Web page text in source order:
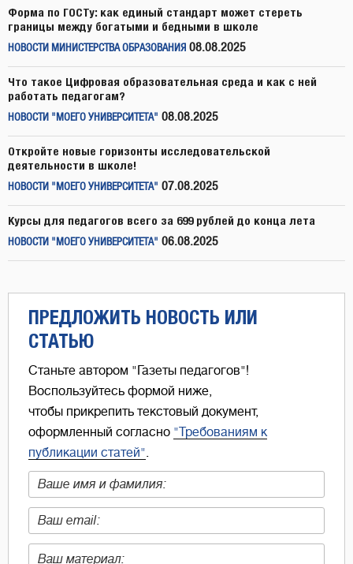
Форма по ГОСТу: как единый стандарт может стереть
границы между богатыми и бедными в школе
НОВОСТИ МИНИСТЕРСТВА ОБРАЗОВАНИЯ 08.08.2025
Что такое Цифровая образовательная среда и как с ней
работать педагогам?
НОВОСТИ "МОЕГО УНИВЕРСИТЕТА" 08.08.2025
Откройте новые горизонты исследовательской
деятельности в школе!
НОВОСТИ "МОЕГО УНИВЕРСИТЕТА" 07.08.2025
Курсы для педагогов всего за 699 рублей до конца лета
НОВОСТИ "МОЕГО УНИВЕРСИТЕТА" 06.08.2025
ПРЕДЛОЖИТЬ НОВОСТЬ ИЛИ
СТАТЬЮ
Станьте автором "Газеты педагогов"!
Воспользуйтесь формой ниже,
чтобы прикрепить текстовый документ,
оформленный согласно "Требованиям к
публикации статей".